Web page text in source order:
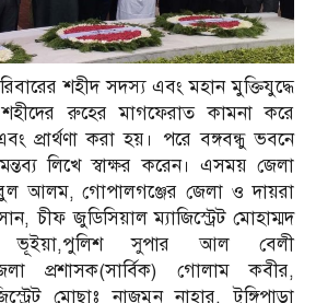
শহীদ সদস্য এবং মহান মুক্তিযুদ্ধে
রুহের মাগফেরাত কামনা করে
প্রার্থণা করা হয়। পরে বঙ্গবন্ধু ভবনে
লিখে স্বাক্ষর করেন। এসময় জেলা
আলম, গোপালগঞ্জের জেলা ও দায়রা
চীফ জুডিসিয়াল ম্যাজিস্ট্রেট মোহাম্মদ
ভূইয়া,পুলিশ সুপার আল বেলী
প্রশাসক(সার্বিক) গোলাম কবীর,
মোছাঃ নাজমুন নাহার, টুঙ্গিপাড়া